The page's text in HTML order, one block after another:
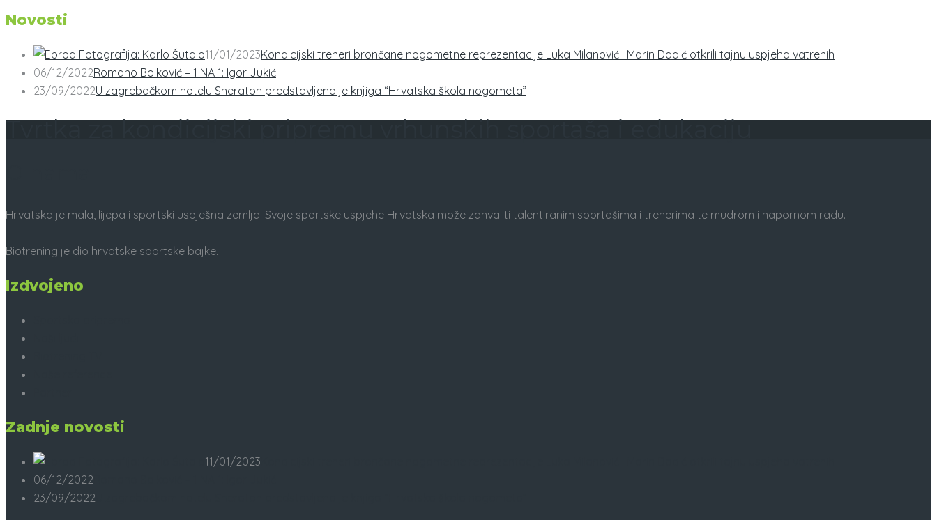
Novosti
11/01/2023Kondicijski treneri brončane nogometne reprezentacije Luka Milanović i Marin Dadić otkrili tajnu uspjeha vatrenih
06/12/2022Romano Bolković – 1 NA 1: Igor Jukić
23/09/2022U zagrebačkom hotelu Sheraton predstavljena je knjiga “Hrvatska škola nogometa”
Tvrtka za kondicijski pripremu vrhunskih sportaša i edukaciju
Hrvatska je mala, lijepa i sportski uspješna zemlja. Svoje sportske uspjehe Hrvatska može zahvaliti talentiranim sportašima i trenerima te mudrom i napornom radu.
Biotrening je dio hrvatske sportske bajke.
Izdvojeno
Zadnje novosti
11/01/2023
06/12/2022
23/09/2022